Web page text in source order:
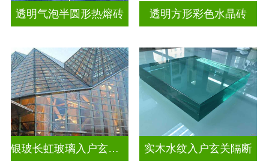
透明气泡半圆形热熔砖 透明方形彩色水晶砖
银玻长虹玻璃入户玄关隔断 实木水纹入户玄关隔断